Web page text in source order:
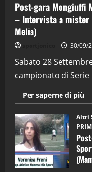
Post-gara Mongiuffi
– Intervista a
Melia)
30/09/
Sabato 28
campionato di Serie
Per saperne di più
–
Altri
2
3